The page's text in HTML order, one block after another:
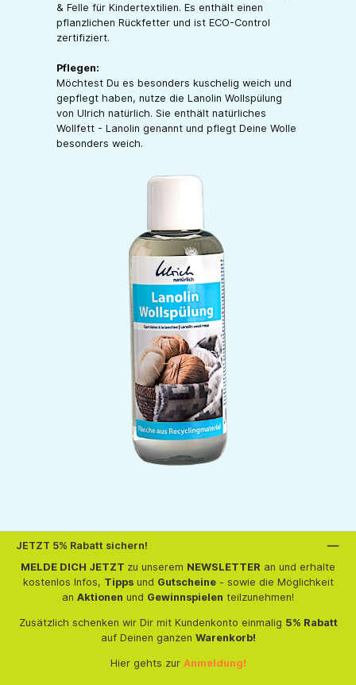
& Felle für Kindertextilien. Es enthält einen
pflanzlichen Rückfetter und ist ECO-Control
zertifiziert.
Pflegen:
Möchtest Du es besonders kuschelig weich und
gepflegt haben, nutze die Lanolin Wollspülung
von Ulrich natürlich. Sie enthält natürliches
Wollfett - Lanolin genannt und pflegt Deine Wolle
besonders weich.
JETZT 5% Rabatt sichern!
MELDE DICH JETZT zu unserem NEWSLETTER an und erhalte
kostenlos Infos, Tippsund Gutscheine- sowie die Möglichkeit
an Aktionen und Gewinnspielen teilzunehmen!
Zusätzlich schenken wir Dir mit Kundenkonto einmalig 5% Rabatt
auf Deinen ganzen Warenkorb!
Hier gehts zur Anmeldung!